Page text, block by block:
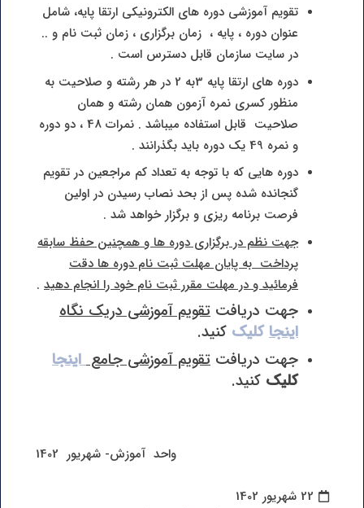
تقویم آموزشی دوره های الکترونیکی ارتقا پایه، شامل
عنوان دوره ، پایه ، زمان برگزاری ، زمان ثبت نام و ..
در سایت سازمان قابل دسترس است .
دوره های ارتقا پایه 3به 2 در هر رشته و صلاحیت به
منظور کسری نمره آزمون همان رشته و همان
صلاحیت قابل استفاده میباشد . نمرات 48 ، دو دوره
و نمره 49 یک دوره باید بگذرانند .
دوره هایی که با توجه به تعداد کم مراجعین در تقویم
گنجانده شده پس از بحد نصاب رسیدن در اولین
فرصت برنامه ریزی و برگزار خواهد شد .
جهت نظم در برگزاری دوره ها و همچنین حفظ سابقه
پرداخت به پایان مهلت ثبت نام دوره ها دقت
فرمائید و در مهلت مقرر ثبت نام خود را انجام دهید .
جهت دریافت تقویم آموزشی دریک نگاه
اینجاکلیک کنید.
جهت دریافت تقویم آموزشی جامعاینجا
کلیک کنید.
واحد آموزش- شهریور 1402
22 شهریور 1402